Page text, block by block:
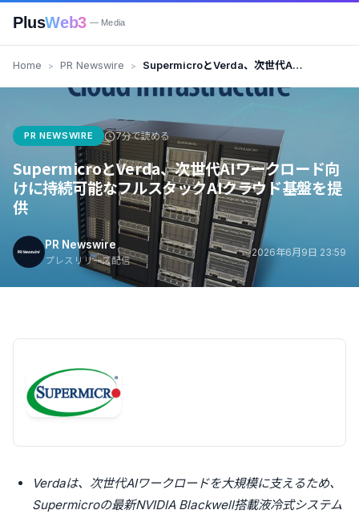
PlusWeb3 — Media
Home PR Newswire
SupermicroとVerda、次世代AI
ルスタックAIクラウド基盤を提供
PR NEWSWIRE 7分で読める
SupermicroとVerda、次世代AIワークロード向
けに持続可能なフルスタックAIクラウド基盤を提
供
PR Newswire
プレスリリース配信
2026年6月9日 23:59
Verdaは、次世代AIワークロードを大規模に支えるため、
Supermicroの最新NVIDIA Blackwell搭載液冷式システム